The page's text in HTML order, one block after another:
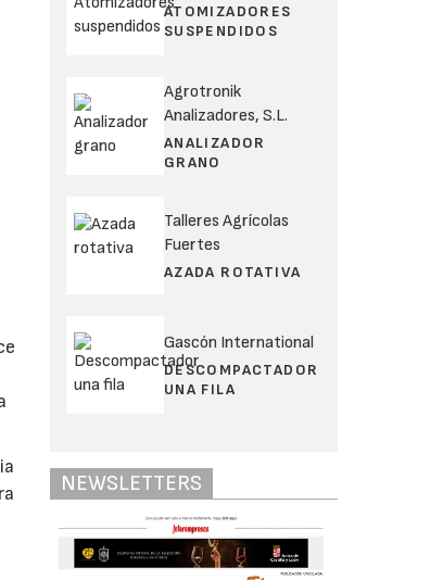
ATOMIZADORES
SUSPENDIDOS
Agrotronik
Analizadores, S.L.
ANALIZADOR
GRANO
Talleres Agrícolas
Fuertes
AZADA ROTATIVA
Gascón International
DESCOMPACTADOR
UNA FILA
NEWSLETTERS